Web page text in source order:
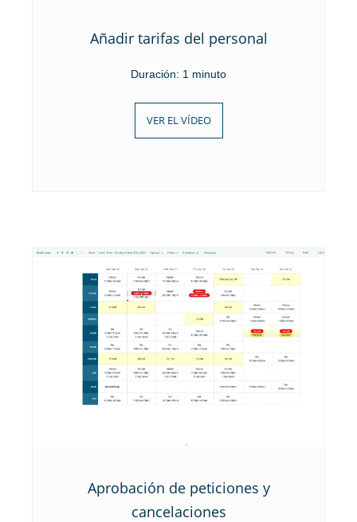
Añadir tarifas del personal
Duración: 1 minuto
VER EL VÍDEO
Aprobación de peticiones y
cancelaciones